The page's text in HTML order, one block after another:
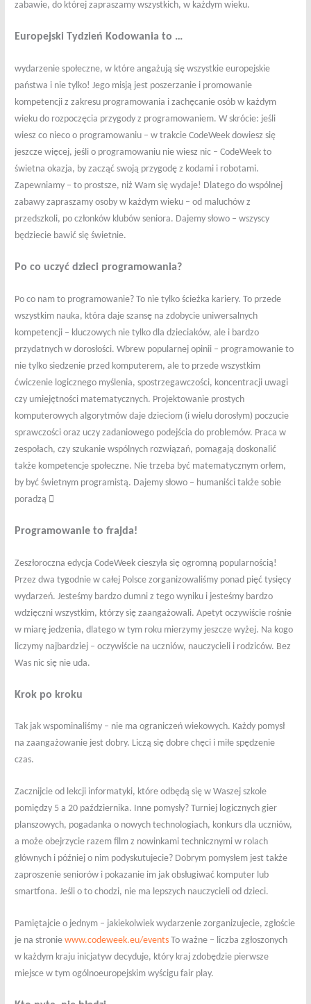
zabawie, do której zapraszamy wszystkich, w każdym wieku.
Europejski Tydzień Kodowania to …
wydarzenie społeczne, w które angażują się wszystkie europejskie
państwa i nie tylko! Jego misją jest poszerzanie i promowanie
kompetencji z zakresu programowania i zachęcanie osób w każdym
wieku do rozpoczęcia przygody z programowaniem. W skrócie: jeśli
wiesz co nieco o programowaniu – w trakcie CodeWeek dowiesz się
jeszcze więcej, jeśli o programowaniu nie wiesz nic – CodeWeek to
świetna okazja, by zacząć swoją przygodę z kodami i robotami.
Zapewniamy – to prostsze, niż Wam się wydaje! Dlatego do wspólnej
zabawy zapraszamy osoby w każdym wieku – od maluchów z
przedszkoli, po członków klubów seniora. Dajemy słowo – wszyscy
będziecie bawić się świetnie.
Po co uczyć dzieci programowania?
Po co nam to programowanie? To nie tylko ścieżka kariery. To przede
wszystkim nauka, która daje szansę na zdobycie uniwersalnych
kompetencji – kluczowych nie tylko dla dzieciaków, ale i bardzo
przydatnych w dorosłości. Wbrew popularnej opinii – programowanie to
nie tylko siedzenie przed komputerem, ale to przede wszystkim
ćwiczenie logicznego myślenia, spostrzegawczości, koncentracji uwagi
czy umiejętności matematycznych. Projektowanie prostych
komputerowych algorytmów daje dzieciom (i wielu dorosłym) poczucie
sprawczości oraz uczy zadaniowego podejścia do problemów. Praca w
zespołach, czy szukanie wspólnych rozwiązań, pomagają doskonalić
także kompetencje społeczne. Nie trzeba być matematycznym orłem,
by być świetnym programistą. Dajemy słowo – humaniści także sobie
poradzą 
Programowanie to frajda!
Zeszłoroczna edycja CodeWeek cieszyła się ogromną popularnością!
Przez dwa tygodnie w całej Polsce zorganizowaliśmy ponad pięć tysięcy
wydarzeń. Jesteśmy bardzo dumni z tego wyniku i jesteśmy bardzo
wdzięczni wszystkim, którzy się zaangażowali. Apetyt oczywiście rośnie
w miarę jedzenia, dlatego w tym roku mierzymy jeszcze wyżej. Na kogo
liczymy najbardziej – oczywiście na uczniów, nauczycieli i rodziców. Bez
Was nic się nie uda.
Krok po kroku
Tak jak wspominaliśmy – nie ma ograniczeń wiekowych. Każdy pomysł
na zaangażowanie jest dobry. Liczą się dobre chęci i miłe spędzenie
czas.
Zacznijcie od lekcji informatyki, które odbędą się w Waszej szkole
pomiędzy 5 a 20 października. Inne pomysły? Turniej logicznych gier
planszowych, pogadanka o nowych technologiach, konkurs dla uczniów,
a może obejrzycie razem film z nowinkami technicznymi w rolach
głównych i później o nim podyskutujecie? Dobrym pomysłem jest także
zaproszenie seniorów i pokazanie im jak obsługiwać komputer lub
smartfona. Jeśli o to chodzi, nie ma lepszych nauczycieli od dzieci.
Pamiętajcie o jednym – jakiekolwiek wydarzenie zorganizujecie, zgłoście
je na stroniewww.codeweek.eu/events To ważne – liczba zgłoszonych
w każdym kraju inicjatyw decyduje, który kraj zdobędzie pierwsze
miejsce w tym ogólnoeuropejskim wyścigu fair play.